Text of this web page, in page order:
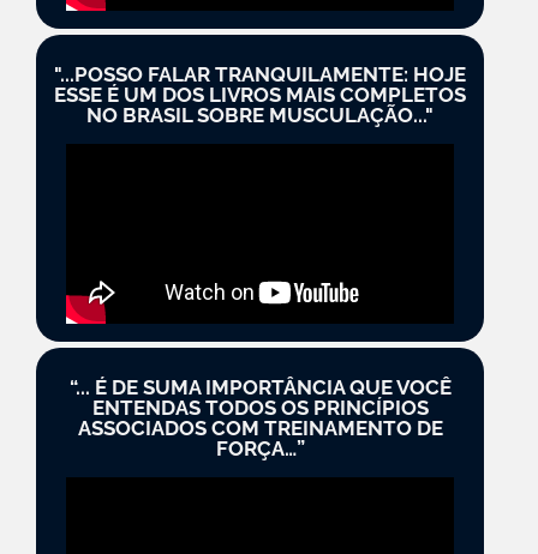
"...POSSO FALAR TRANQUILAMENTE: HOJE
ESSE É UM DOS LIVROS MAIS COMPLETOS
NO BRASIL SOBRE MUSCULAÇÃO..."​
“... É DE SUMA IMPORTÂNCIA QUE VOCÊ
ENTENDAS TODOS OS PRINCÍPIOS
ASSOCIADOS COM TREINAMENTO DE
FORÇA…”